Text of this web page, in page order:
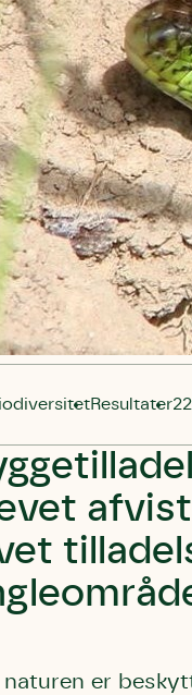
Resultater
naturen er